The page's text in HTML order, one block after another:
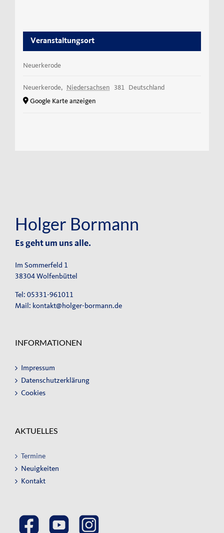
Veranstaltungsort
Neuerkerode
Neuerkerode, Niedersachsen 381 Deutschland
Google Karte anzeigen
Holger Bormann
Es geht um uns alle.
Im Sommerfeld 1
38304 Wolfenbüttel
Tel: 05331-961011
Mail: kontakt@holger-bormann.de
INFORMATIONEN
Impressum
Datenschutzerklärung
Cookies
AKTUELLES
Termine
Neuigkeiten
Kontakt